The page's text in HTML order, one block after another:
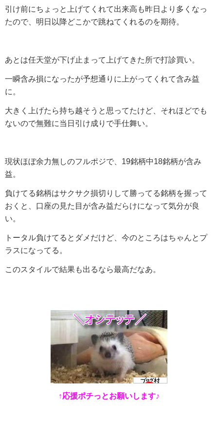
引け前にちょっと上げてくれて出来高も昨日より多くなっ
たので、明日以降どこかで跳ねてくれるのを期待。
あとは任天堂が下げ止まって上げてきた所で打診買い。
一瞬含み損になったが予想通りに上がってくれて含み益
に。
大きく上げたら持ち越そうと思ってたけど、それほどでも
ないので無難に当日引け成りで手仕舞い。
現状ほぼ余力無しのフルポジで、19銘柄中18銘柄が含み
益。
負けてる銘柄はサクサク損切りして勝ってる銘柄を握って
おくと、口座の見た目が含み益だらけになって気分が良
い。
トータル負けてるとダメだけど、今のところはちゃんとプ
ラスになってる。
このスタイルで結果も出るなら最高だなあ。
↑応援ポチっとお願いします♪